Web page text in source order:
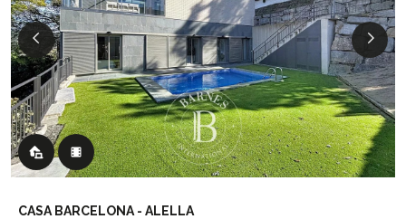
CASA BARCELONA - ALELLA